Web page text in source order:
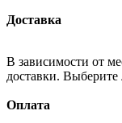
Доставка
В зависимости от
доставки.
Оплата